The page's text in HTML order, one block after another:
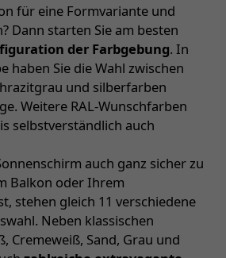
für eine Formvariante und
Dann starten Sie am besten
der Farbgebung. In
haben Sie die Wahl zwischen
und silberfarben
Weitere RAL-Wunschfarben
selbstverständlich auch
auch ganz sicher zu
Balkon oder Ihrem
stehen gleich 11 verschiedene
Neben klassischen
Cremeweiß, Sand, Grau und